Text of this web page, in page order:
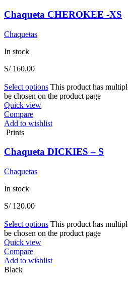
Chaqueta CHEROKEE -XS
Chaquetas
In stock
S/160.00
Select options This product has
be chosen on the product page
Quick view
Compare
Add to wishlist
Prints
Chaqueta DICKIES – S
Chaquetas
In stock
S/120.00
Select options This product has
be chosen on the product page
Quick view
Compare
Add to wishlist
Black